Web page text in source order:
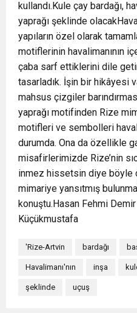
kullandı.Kule çay bardağı,
yaprağı şeklinde
yapıların özel olarak
motiflerinin havalimanının
çaba sarf ettiklerini dile
tasarladık. İşin bir hikâyesi
mahsus çizgiler
yaprağı motifinden Rize
motifleri ve sembolleri
durumda. Ona da özellikle
misafirlerimizde Rize’nin
inmez hissetsin diye böyle
mimariye yansıtmış
konuştu.Hasan Fehmi
Küçükmustafa
'Rize-Artvin bardağı
Havalimanı'nın inşa
şeklinde uçuş